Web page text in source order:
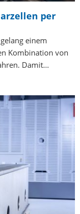
per
einem
Kombination von
Damit…